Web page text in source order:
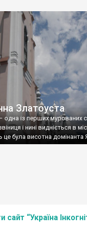
Златоуста
одна із перших мурованих
і нині видніється в
це була висотна домінанта
сайт “Україна